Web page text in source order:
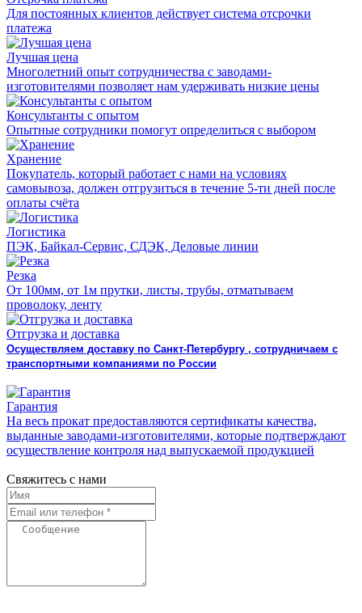
Для постоянных клиентов действует система отсрочки
платежа
Лучшая цена
Многолетний опыт сотрудничества с заводами-
изготовителями позволяет нам удерживать низкие цены
Консультанты с опытом
Опытные сотрудники помогут определиться с выбором
Хранение
Покупатель, который работает с нами на условиях
самовывоза, должен отгрузиться в течение 5-ти дней после
оплаты счёта
Логистика
ПЭК, Байкал-Сервис, СДЭК, Деловые линии
Резка
От 100мм, от 1м прутки, листы, трубы, отматываем
проволоку, ленту
Отгрузка и доставка
Осуществляем доставку по Санкт-Петербургу , сотрудничаем с
транспортными компаниями по России
Гарантия
На весь прокат предоставляются сертификаты качества,
выданные заводами-изготовителями, которые подтверждают
осуществление контроля над выпускаемой продукцией
Свяжитесь с нами